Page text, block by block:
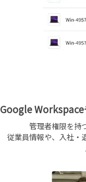
Google
管理者権限を持
従業員情報や、入社・